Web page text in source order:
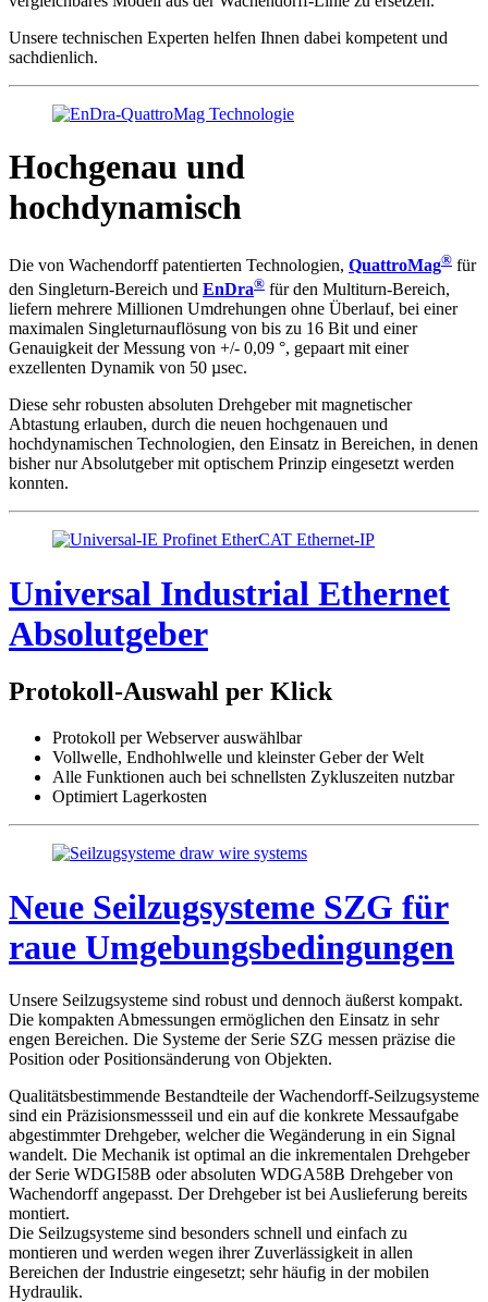
Unsere technischen Experten helfen Ihnen dabei kompetent und
sachdienlich.
Hochgenau und
hochdynamisch
Die von Wachendorff patentierten Technologien, QuattroMag® für
den Singleturn-Bereich und EnDra® für den Multiturn-Bereich,
liefern mehrere Millionen Umdrehungen ohne Überlauf, bei einer
maximalen Singleturnauflösung von bis zu 16 Bit und einer
Genauigkeit der Messung von +/- 0,09 °, gepaart mit einer
exzellenten Dynamik von 50 µsec.
Diese sehr robusten absoluten Drehgeber mit magnetischer
Abtastung erlauben, durch die neuen hochgenauen und
hochdynamischen Technologien, den Einsatz in Bereichen, in denen
bisher nur Absolutgeber mit optischem Prinzip eingesetzt werden
konnten.
Universal Industrial Ethernet
Absolutgeber
Protokoll-Auswahl per Klick
Protokoll per Webserver auswählbar
Vollwelle, Endhohlwelle und kleinster Geber der Welt
Alle Funktionen auch bei schnellsten Zykluszeiten nutzbar
Optimiert Lagerkosten
Neue Seilzugsysteme SZG für
raue Umgebungsbedingungen
Unsere Seilzugsysteme sind robust und dennoch äußerst kompakt.
Die kompakten Abmessungen ermöglichen den Einsatz in sehr
engen Bereichen. Die Systeme der Serie SZG messen präzise die
Position oder Positionsänderung von Objekten.
Qualitätsbestimmende Bestandteile der Wachendorff-Seilzugsysteme
sind ein Präzisionsmessseil und ein auf die konkrete Messaufgabe
abgestimmter Drehgeber, welcher die Wegänderung in ein Signal
wandelt. Die Mechanik ist optimal an die inkrementalen Drehgeber
der Serie WDGI58B oder absoluten WDGA58B Drehgeber von
Wachendorff angepasst. Der Drehgeber ist bei Auslieferung bereits
montiert.
Die Seilzugsysteme sind besonders schnell und einfach zu
montieren und werden wegen ihrer Zuverlässigkeit in allen
Bereichen der Industrie eingesetzt; sehr häufig in der mobilen
Hydraulik.